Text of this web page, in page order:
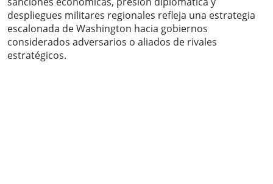
despliegues militares regionales refleja una estrategia
escalonada de Washington hacia gobiernos
considerados adversarios o aliados de rivales
estratégicos.